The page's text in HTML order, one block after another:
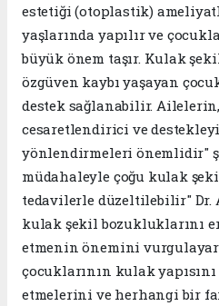
estetiği (otoplastik)
yaşlarında yapılır ve
büyük önem taşır. Kulak
özgüven kaybı yaşayan
destek sağlanabilir.
cesaretlendirici ve
yönlendirmeleri önemlidir"
müdahaleyle çoğu kulak
tedavilerle düzeltilebilir" Dr.
kulak şekil bozukluklarını
etmenin önemini
çocuklarının kulak
etmelerini ve herhangi bir